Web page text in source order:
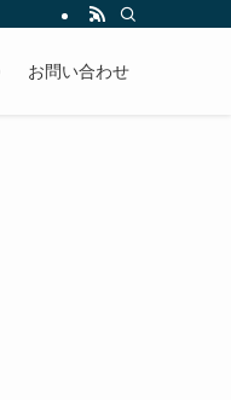
お問い合わせ